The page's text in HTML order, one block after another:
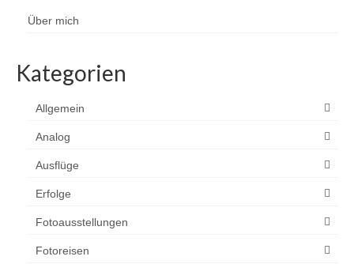
Über mich
Kategorien
Allgemein
Analog
Ausflüge
Erfolge
Fotoausstellungen
Fotoreisen